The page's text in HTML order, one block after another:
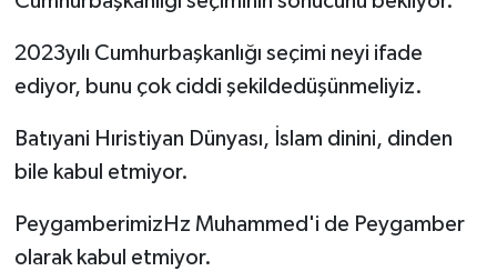
2023yılı Cumhurbaşkanlığı seçimi neyi ifade
ediyor, bunu çok ciddi şekildedüşünmeliyiz.
Batıyani Hıristiyan Dünyası, İslam dinini, dinden
bile kabul etmiyor.
PeygamberimizHz Muhammed'i de Peygamber
olarak kabul etmiyor.